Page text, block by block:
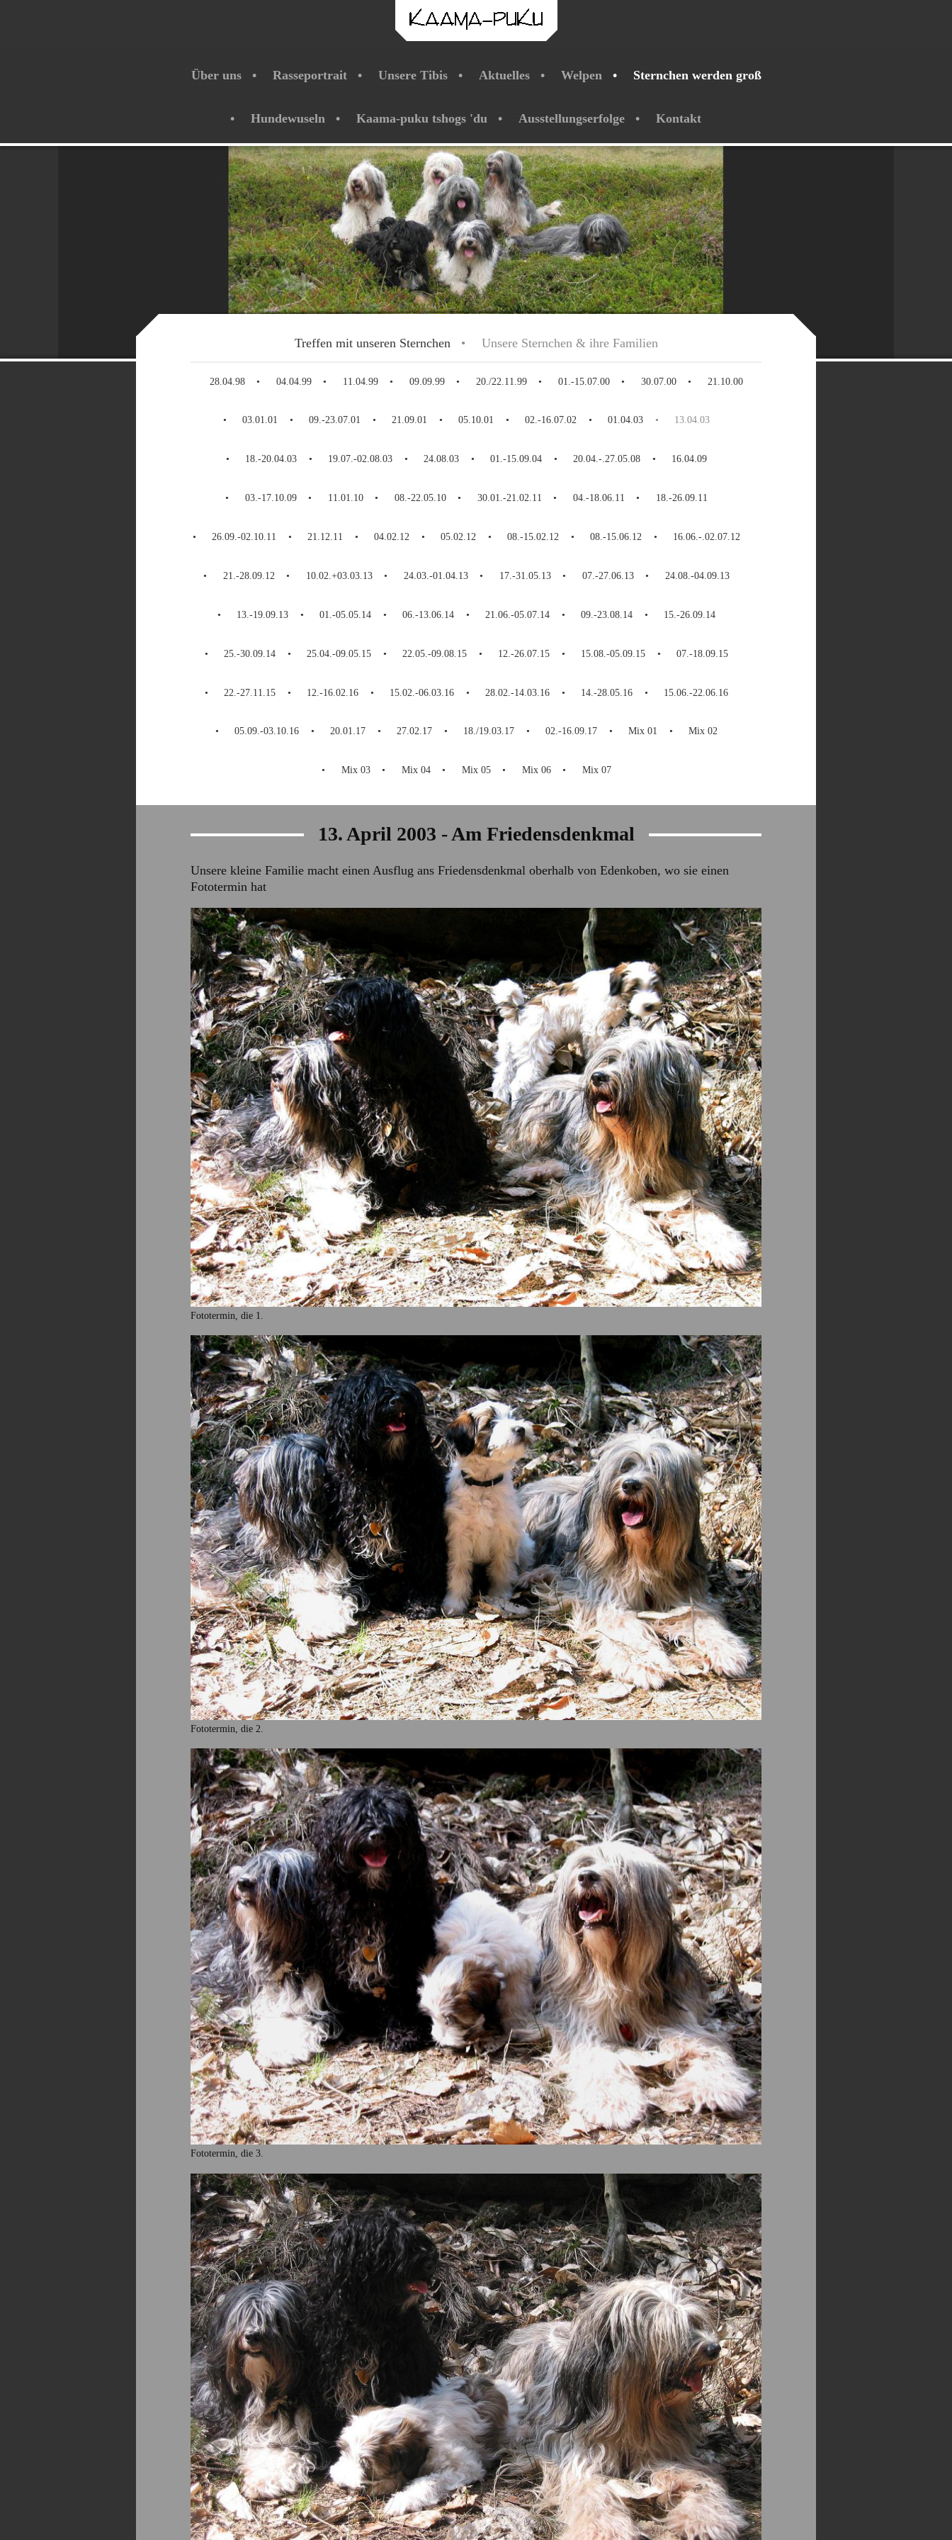
Über uns Rasseportrait Unsere Tibis Aktuelles Welpen Sternchen werden groß
Hundewuseln Kaama-puku tshogs 'du Ausstellungserfolge Kontakt
Treffen mit unseren Sternchen Unsere Sternchen & ihre Familien
28.04.98 04.04.99 11.04.99 09.09.99 20./22.11.99 01.-15.07.00 30.07.00 21.10.00
03.01.01 09.-23.07.01 21.09.01 05.10.01 02.-16.07.02 01.04.03 13.04.03
18.-20.04.03 19.07.-02.08.03 24.08.03 01.-15.09.04 20.04.-.27.05.08 16.04.09
03.-17.10.09 11.01.10 08.-22.05.10 30.01.-21.02.11 04.-18.06.11 18.-26.09.11
26.09.-02.10.11 21.12.11 04.02.12 05.02.12 08.-15.02.12 08.-15.06.12 16.06.-.02.07.12
21.-28.09.12 10.02.+03.03.13 24.03.-01.04.13 17.-31.05.13 07.-27.06.13 24.08.-04.09.13
13.-19.09.13 01.-05.05.14 06.-13.06.14 21.06.-05.07.14 09.-23.08.14 15.-26.09.14
25.-30.09.14 25.04.-09.05.15 22.05.-09.08.15 12.-26.07.15 15.08.-05.09.15 07.-18.09.15
22.-27.11.15 12.-16.02.16 15.02.-06.03.16 28.02.-14.03.16 14.-28.05.16 15.06.-22.06.16
05.09.-03.10.16 20.01.17 27.02.17 18./19.03.17 02.-16.09.17 Mix 01 Mix 02
Mix 03 Mix 04 Mix 05 Mix 06 Mix 07
13. April 2003 - Am Friedensdenkmal
Unsere kleine Familie macht einen Ausflug ans Friedensdenkmal oberhalb von Edenkoben, wo sie einen
Fototermin hat
Fototermin, die 1.
Fototermin, die 2.
Fototermin, die 3.